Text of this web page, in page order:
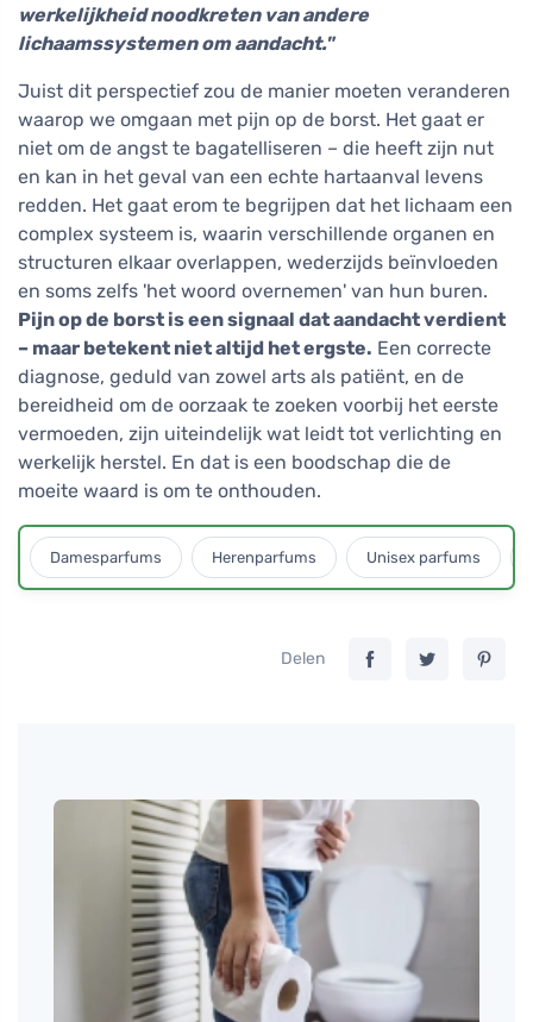
werkelijkheid noodkreten van andere
lichaamssystemen om aandacht."
Juist dit perspectief zou de manier moeten veranderen
waarop we omgaan met pijn op de borst. Het gaat er
niet om de angst te bagatelliseren – die heeft zijn nut
en kan in het geval van een echte hartaanval levens
redden. Het gaat erom te begrijpen dat het lichaam een
complex systeem is, waarin verschillende organen en
structuren elkaar overlappen, wederzijds beïnvloeden
en soms zelfs 'het woord overnemen' van hun buren.
Pijn op de borst is een signaal dat aandacht verdient
– maar betekent niet altijd het ergste. Een correcte
diagnose, geduld van zowel arts als patiënt, en de
bereidheid om de oorzaak te zoeken voorbij het eerste
vermoeden, zijn uiteindelijk wat leidt tot verlichting en
werkelijk herstel. En dat is een boodschap die de
moeite waard is om te onthouden.
Damesparfums Herenparfums Unisex parfums
Delen